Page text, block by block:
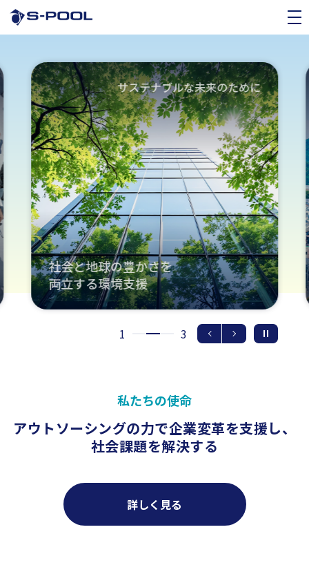
サステナブルな未来のために
社会と地球の豊かさを
両立する環境支援
1 3
私たちの使命
アウトソーシングの力で企業変革を支援し、
社会課題を解決する
詳しく見る